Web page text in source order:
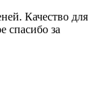
Качество для
спасибо за